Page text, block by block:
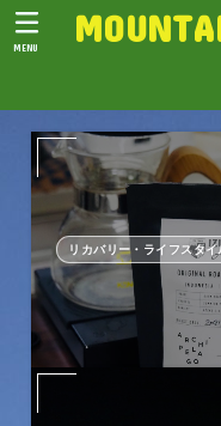
MENU
リカバリー・ライフスタイ